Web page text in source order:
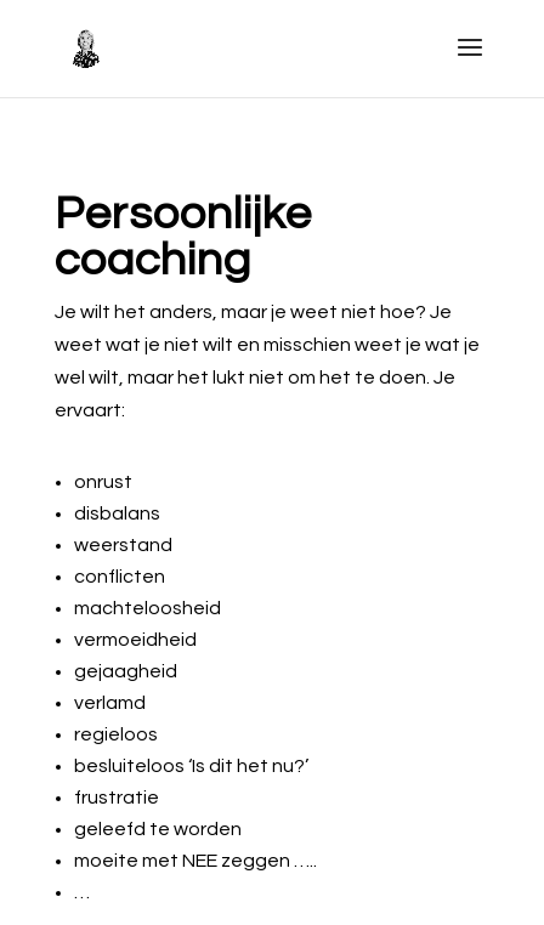
Persoonlijke
coaching
Je wilt het anders, maar je weet niet hoe? Je
weet wat je niet wilt en misschien weet je wat je
wel wilt, maar het lukt niet om het te doen. Je
ervaart:
onrust
disbalans
weerstand
conflicten
machteloosheid
vermoeidheid
gejaagheid
verlamd
regieloos
besluiteloos ‘Is dit het nu?’
frustratie
geleefd te worden
moeite met NEE zeggen …..